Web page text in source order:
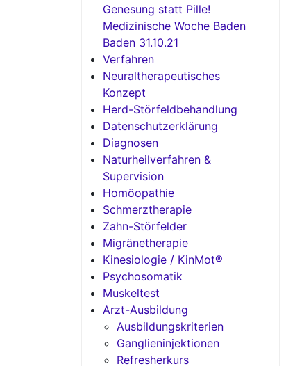
Genesung statt Pille!
Medizinische Woche Baden
Baden 31.10.21
Verfahren
Neuraltherapeutisches
Konzept
Herd-Störfeldbehandlung
Datenschutzerklärung
Diagnosen
Naturheilverfahren &
Supervision
Homöopathie
Schmerztherapie
Zahn-Störfelder
Migränetherapie
Kinesiologie / KinMot®
Psychosomatik
Muskeltest
Arzt-Ausbildung
Ausbildungskriterien
Ganglieninjektionen
Refresherkurs